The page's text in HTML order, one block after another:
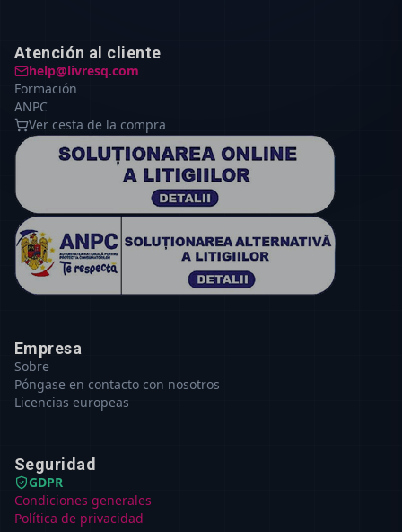
Atención al cliente
help@livresq.com
Formación
ANPC
Ver cesta de la compra
Empresa
Sobre
Póngase en contacto con nosotros
Licencias europeas
Seguridad
GDPR
Condiciones generales
Política de privacidad